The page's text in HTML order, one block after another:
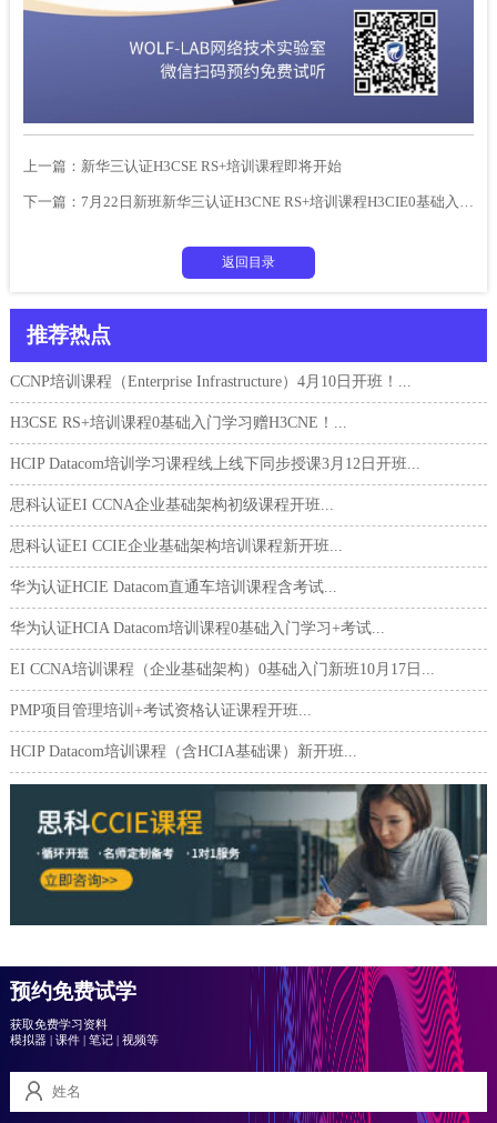
上一篇： 新华三认证H3CSE RS+培训课程即将开始
下一篇： 7月22日新班新华三认证H3CNE RS+培训课程H3CIE0基础入门学习
返回目录
推荐热点
CCNP培训课程（Enterprise Infrastructure）4月10日开班！...
H3CSE RS+培训课程0基础入门学习赠H3CNE！...
HCIP Datacom培训学习课程线上线下同步授课3月12日开班...
思科认证EI CCNA企业基础架构初级课程开班...
思科认证EI CCIE企业基础架构培训课程新开班...
华为认证HCIE Datacom直通车培训课程含考试...
华为认证HCIA Datacom培训课程0基础入门学习+考试...
EI CCNA培训课程（企业基础架构）0基础入门新班10月17日...
PMP项目管理培训+考试资格认证课程开班...
HCIP Datacom培训课程（含HCIA基础课）新开班...
预约免费试学
获取免费学习资料
模拟器| 课件| 笔记| 视频等